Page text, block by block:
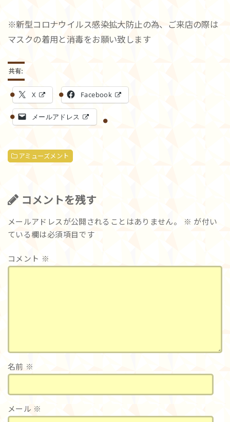
※新型コロナウイルス感染拡大防止の為、ご来店の際は
マスクの着用と消毒をお願い致します
共有:
X Facebook
メールアドレス
アミューズメント
コメントを残す
メールアドレスが公開されることはありません。 ※ が付い
ている欄は必須項目です
コメント ※
名前 ※
メール ※